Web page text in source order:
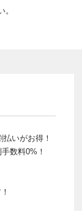
いがお得！
数料0%！